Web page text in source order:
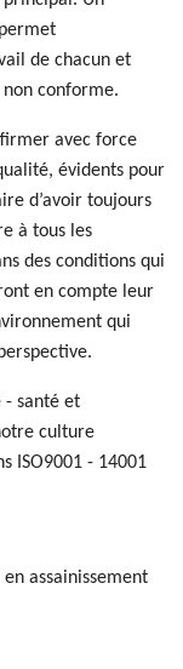
de chacun et
conforme.
avec force
évidents pour
d’avoir toujours
à tous les
des conditions qui
en compte leur
qui
- santé et
culture
ISO9001 - 14001
assainissement